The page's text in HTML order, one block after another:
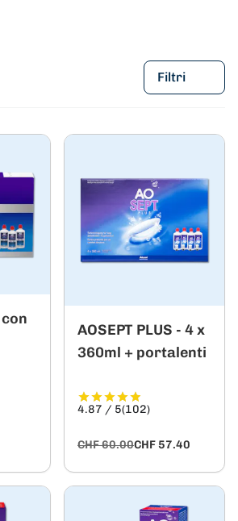
Filtri
con
AOSEPT PLUS - 4 x
360ml + portalenti
4.87 / 5(102)
CHF 60.00CHF 57.40